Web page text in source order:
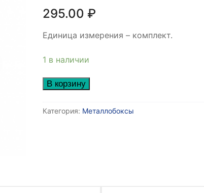
295.00 ₽
Единица измерения – комплект.
1 в наличии
Количество
Металлобокс
В корзину
Категория: Металлобоксы